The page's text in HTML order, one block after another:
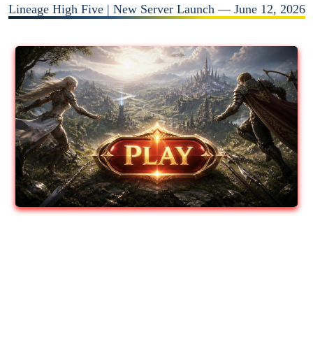
Lineage High Five | New Server Launch — June 12, 2026